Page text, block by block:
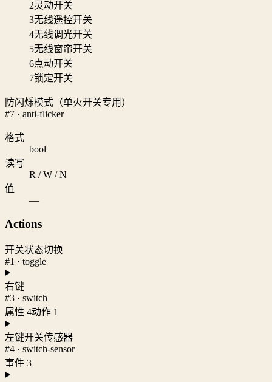
2灵动开关
3无线遥控开关
4无线调光开关
5无线窗帘开关
6点动开关
7锁定开关
防闪烁模式（单火开关专用）
#7 · anti-flicker
格式
bool
读写
R / W / N
值
—
Actions
开关状态切换
#1 · toggle
右键
#3 · switch
属性 4动作 1
左键开关传感器
#4 · switch-sensor
事件 3